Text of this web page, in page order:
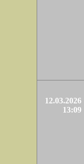
12.03.2026
13:09